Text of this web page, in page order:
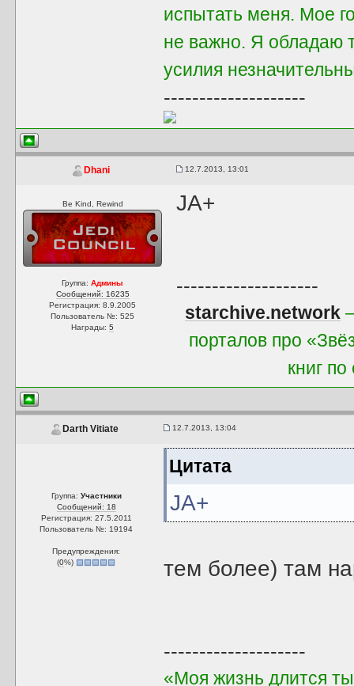
испытать меня. Мое
не важно. Я обладаю
усилия
--------------------
Dhani 12.7.2013, 13:01
Be Kind, Rewind
Группа:Админы
Сообщений: 16235
Регистрация: 8.9.2005
Пользователь №: 525
Награды:5
JA+
--------------------
starchive.network
порталов про
книг
Darth Vitiate 12.7.2013, 13:04
Группа: Участники
Сообщений: 18
Регистрация: 27.5.2011
Пользователь №: 19194
Предупреждения:
(0%)
Цитата
JA+
тем более) там
--------------------
«Моя жизнь длится